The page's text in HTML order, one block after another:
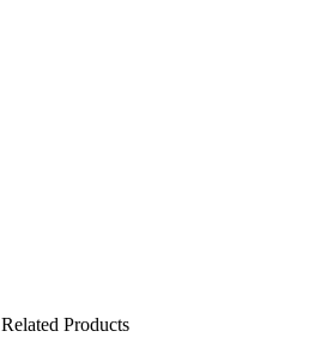
Related Products